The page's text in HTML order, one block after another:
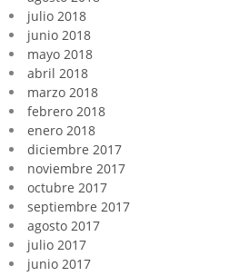
julio 2018
junio 2018
mayo 2018
abril 2018
marzo 2018
febrero 2018
enero 2018
diciembre 2017
noviembre 2017
octubre 2017
septiembre 2017
agosto 2017
julio 2017
junio 2017